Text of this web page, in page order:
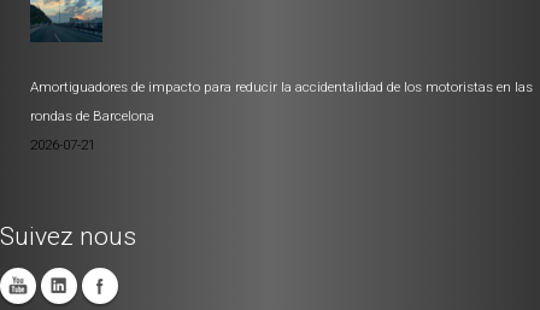
Amortiguadores de impacto para reducir la accidentalidad de los motoristas en las
rondas de Barcelona
2026-07-21
Suivez nous